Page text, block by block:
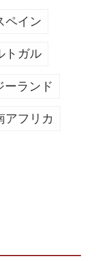
ペイン
トガル
ーランド
アフリカ